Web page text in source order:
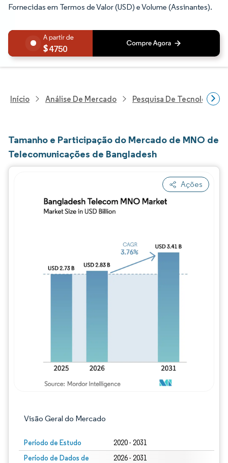
Fornecidas em Termos de Valor (USD) e Volume (Assinantes).
4750
Início Análise De Mercado Pesquisa De Tecnologia,
Tamanho e Participação do Mercado de MNO de
Telecomunicações de Bangladesh
Ações
Visão Geral do Mercado
Período de Estudo 2020 - 2031
Período de Dados de
2026 - 2031